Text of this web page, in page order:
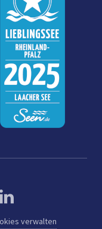
verwalten